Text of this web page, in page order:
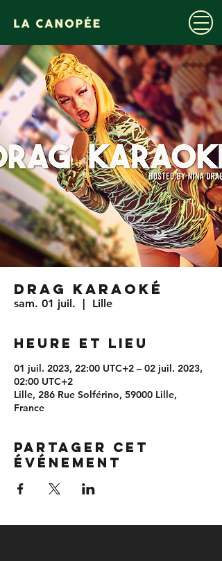
DRAG KARAOKÉ
sam. 01 juil.
  |
Lille
Heure et lieu
01 juil. 2023, 22:00 UTC+2 – 02 juil. 2023,
02:00 UTC+2
Lille, 286 Rue Solférino, 59000 Lille,
France
Partager cet
événement